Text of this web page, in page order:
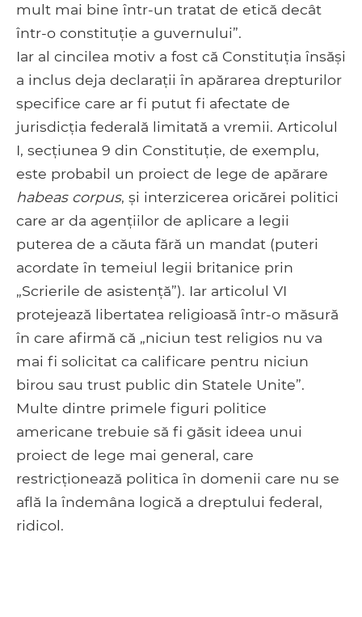
mult mai bine într-un tratat de etică decât
într-o constituție a guvernului”.
Iar al cincilea motiv a fost că Constituția însăși
a inclus deja declarații în apărarea drepturilor
specifice care ar fi putut fi afectate de
jurisdicția federală limitată a vremii. Articolul
I, secțiunea 9 din Constituție, de exemplu,
este probabil un proiect de lege de apărare
habeas corpus, și interzicerea oricărei politici
care ar da agențiilor de aplicare a legii
puterea de a căuta fără un mandat (puteri
acordate în temeiul legii britanice prin
„Scrierile de asistență”). Iar articolul VI
protejează libertatea religioasă într-o măsură
în care afirmă că „niciun test religios nu va
mai fi solicitat ca calificare pentru niciun
birou sau trust public din Statele Unite”.
Multe dintre primele figuri politice
americane trebuie să fi găsit ideea unui
proiect de lege mai general, care
restricționează politica în domenii care nu se
află la îndemâna logică a dreptului federal,
ridicol.